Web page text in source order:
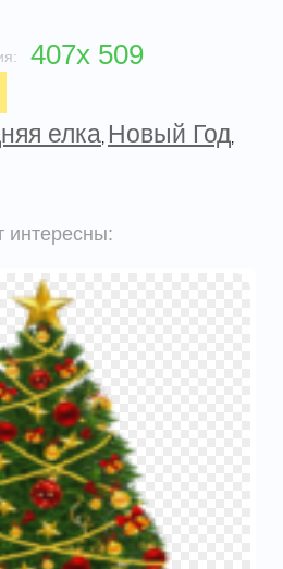
407x 509
елка Новый Год
интересны: